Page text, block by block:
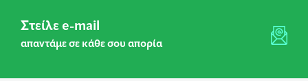
Στείλε e-mail
απαντάμε σε κάθε σου απορία